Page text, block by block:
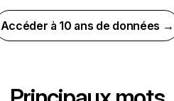
Accéder à 10 ans de données →